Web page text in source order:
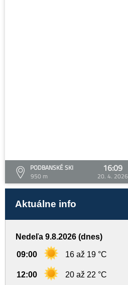
PODBANSKÉ SKI
950 m
16:09
20. 4. 2026
Aktuálne info
Nedeľa 9.8.2026 (dnes)
09:00 16 až 19 °C
12:00 20 až 22 °C